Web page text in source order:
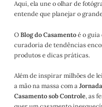
Aqui, ela une o olhar de
entende que planejar o
OBlog do Casamentoé o guia
curadoria de tendências
produtos e dicas práticas.
Além de inspirar milhões de
a mão na massa com a
Casamento sob Controle, as